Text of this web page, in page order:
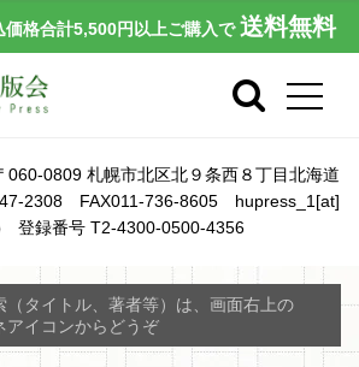
価格合計5,500円以上ご購入で 送料無料
0809 札幌市北区北９条西８丁目北海道
2308 FAX011-736-8605 hupress_1[at]
登録番号 T2-4300-0500-4356
タイトル、著者等）は、画面右上の
アイコンからどうぞ